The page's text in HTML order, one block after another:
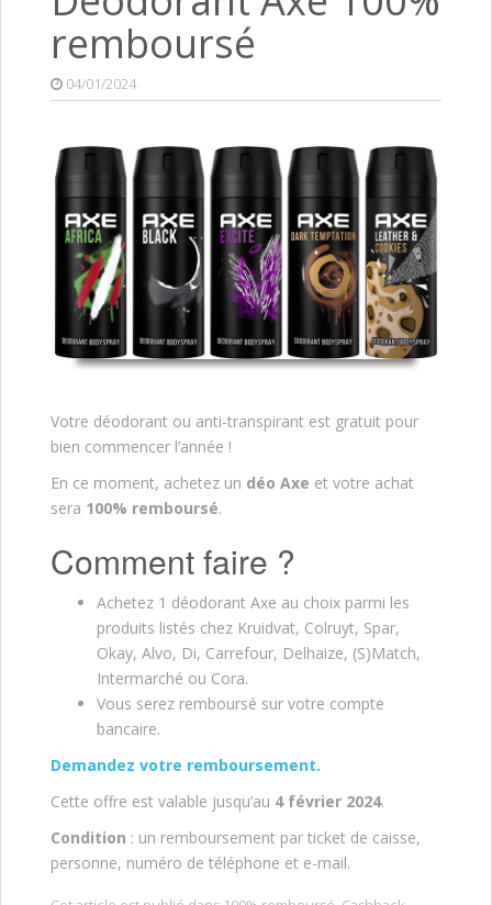
remboursé
04/01/2024
Votre déodorant ou anti-transpirant est gratuit pour
bien commencer l’année !
En ce moment, achetez un déo Axe et votre achat
sera 100% remboursé.
Comment faire ?
Achetez 1 déodorant Axe au choix parmi les
produits listés chez Kruidvat, Colruyt, Spar,
Okay, Alvo, Di, Carrefour, Delhaize, (S)Match,
Intermarché ou Cora.
Vous serez remboursé sur votre compte
bancaire.
Demandez votre remboursement.
Cette offre est valable jusqu’au 4 février 2024.
Condition : un remboursement par ticket de caisse,
personne, numéro de téléphone et e-mail.